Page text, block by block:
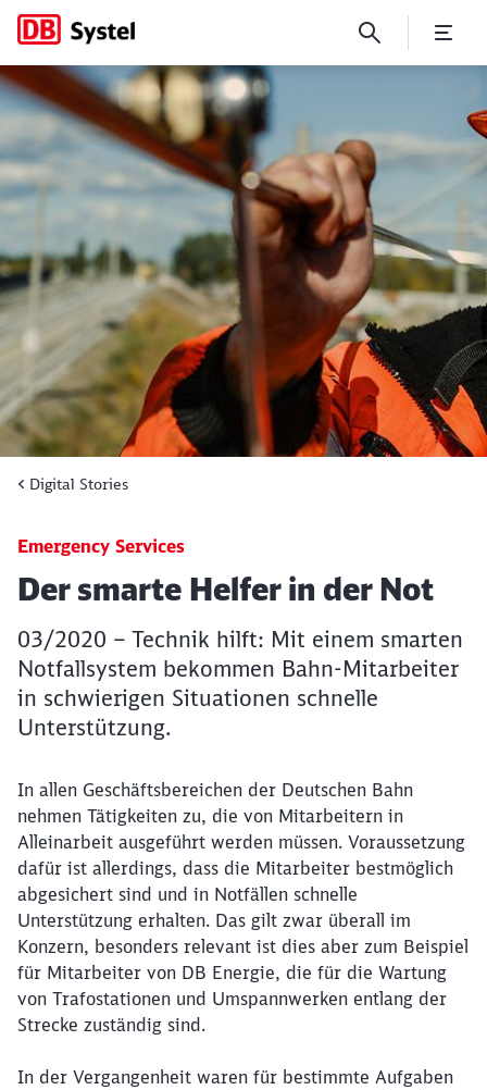
Der smarte Helfer in der Not
Digital Stories
Emergency Services
Artikel:
Der smarte Helfer in der Not
03/2020 – Technik hilft: Mit einem smarten
Notfallsystem bekommen Bahn-Mitarbeiter
in schwierigen Situationen schnelle
Unterstützung.
In allen Geschäftsbereichen der Deutschen Bahn
nehmen Tätigkeiten zu, die von Mitarbeitern in
Alleinarbeit ausgeführt werden müssen. Voraussetzung
dafür ist allerdings, dass die Mitarbeiter bestmöglich
abgesichert sind und in Notfällen schnelle
Unterstützung erhalten. Das gilt zwar überall im
Konzern, besonders relevant ist dies aber zum Beispiel
für Mitarbeiter von DB Energie, die für die Wartung
von Trafostationen und Umspannwerken entlang der
Strecke zuständig sind.
In der Vergangenheit waren für bestimmte Aufgaben